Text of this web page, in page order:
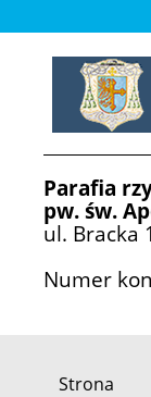
Parafia
pw. św.
ul. Bracka
Numer
PrzeskoczStrona